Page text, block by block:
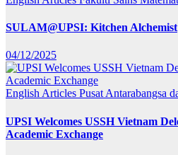
SULAM@UPSI: Kitchen Alchemist
04/12/2025
English Articles Pusat Antarabangsa
UPSI Welcomes USSH Vietnam
Academic Exchange